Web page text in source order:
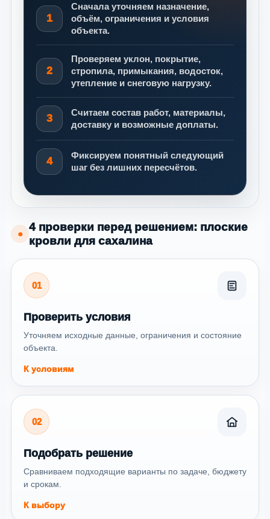
1
Сначала уточняем назначение,
объём, ограничения и условия
объекта.
2
Проверяем уклон, покрытие,
стропила, примыкания, водосток,
утепление и снеговую нагрузку.
3
Считаем состав работ, материалы,
доставку и возможные доплаты.
4
Фиксируем понятный следующий
шаг без лишних пересчётов.
●
4 проверки перед решением: плоские
кровли для сахалина
01
Проверить условия
Уточняем исходные данные, ограничения и состояние
объекта.
К условиям
02
Подобрать решение
Сравниваем подходящие варианты по задаче, бюджету
и срокам.
К выбору